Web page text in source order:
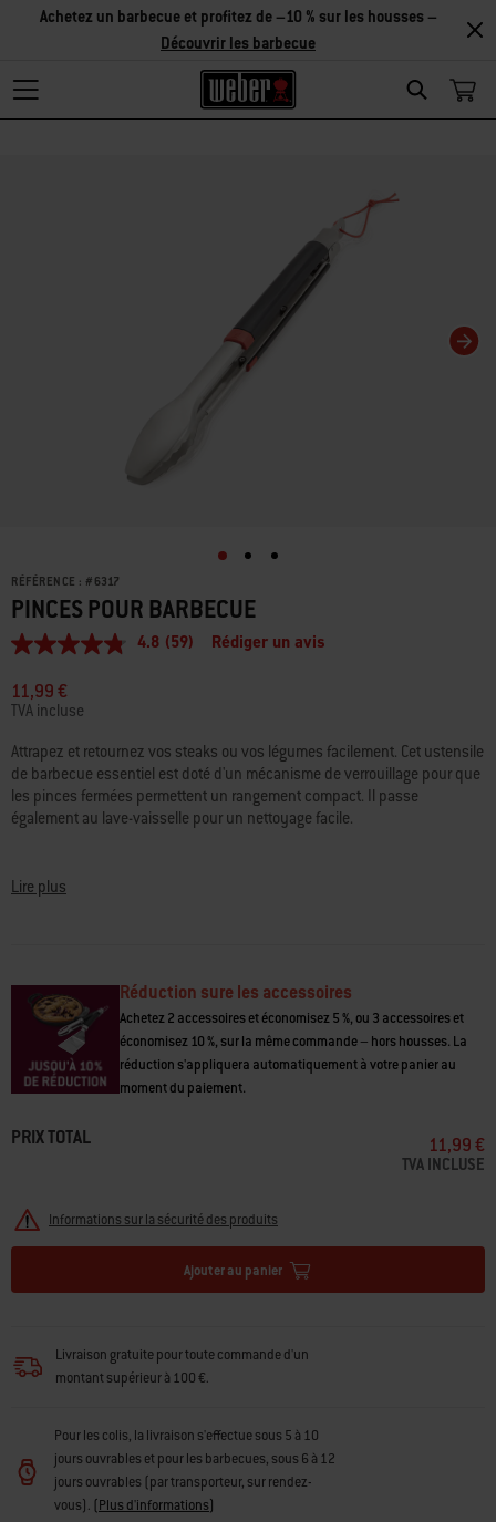
Search
Achetez un barbecue et profitez de –10 % sur les housses –
Découvrir les barbecue
RÉFÉRENCE : # 6317
PINCES POUR BARBECUE
4.8
sur
5,
valeur
de
la
note
moyenne.
Read
59
sur
la
4.8 (59) Rédiger un avis
11,99 €
TVA incluse
Attrapez et retournez vos steaks ou vos légumes facilement. Cet ustensile
de barbecue essentiel est doté d'un mécanisme de verrouillage pour que
les pinces fermées permettent un rangement compact. Il passe
également au lave-vaisselle pour un nettoyage facile.
• Mécanisme de verrouillage pour un rangement compact
Lire plus
Réduction sure les accessoires
Achetez 2 accessoires et économisez 5 %, ou 3 accessoires et
économisez 10 %, sur la même commande – hors housses. La
réduction s'appliquera automatiquement à votre panier au
moment du paiement.
PRIX TOTAL 11,99 €
TVA INCLUSE
Informations sur la sécurité des produits
Ajouter au panier
Livraison gratuite pour toute commande d'un
montant supérieur à 100 €.
Pour les colis, la livraison s'effectue sous 5 à 10
jours ouvrables et pour les barbecues, sous 6 à 12
jours ouvrables (par transporteur, sur rendez-
vous). (Plus d'informations)